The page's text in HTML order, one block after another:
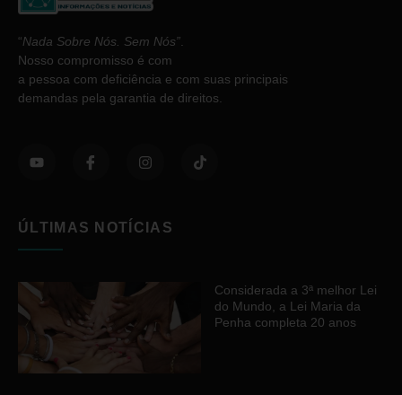
“Nada Sobre Nós. Sem Nós”
Nosso compromisso é com
a pessoa com deficiência e com suas principais
demandas pela garantia de direitos.
ÚLTIMAS NOTÍCIAS
Considerada a 3ª melhor Lei
do Mundo, a Lei Maria da
Penha completa 20 anos